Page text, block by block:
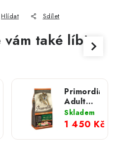
Hlídat Sdílet
vám také líbit
Primordial
Adult
Chicken
&
Salmon;
12 kg
Skladem
1 450 Kč